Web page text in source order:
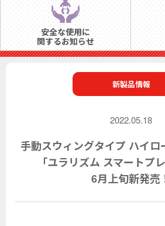
安全な使用に
関するお知らせ
新製品情報
2022.05.18
手動スウィングタイプ ハイロ
「ユラリズム スマートプ
6月上旬新発売